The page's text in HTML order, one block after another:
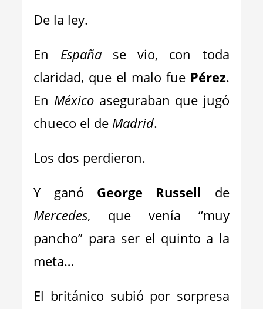
De la ley.
En Españase vio, con toda
claridad, que el malo fue Pérez.
En Méxicoaseguraban que jugó
chueco el de Madrid.
Los dos perdieron.
Y ganó George Russell de
Mercedes, que venía “muy
pancho” para ser el quinto a la
meta…
El británico subió por sorpresa